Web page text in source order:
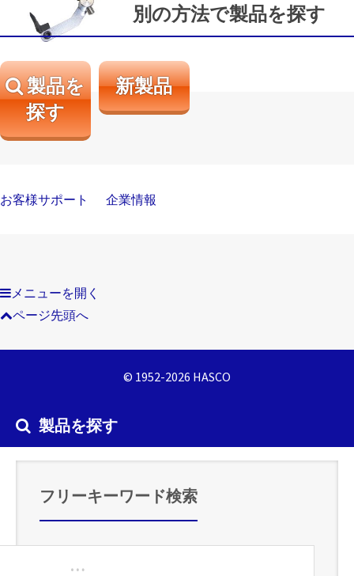
別の方法で製品を探す
製品を
探す
新製品
お客様サポート 企業情報
メニューを開く
ページ先頭へ
© 1952-2026 HASCO
製品を探す
フリーキーワード検索